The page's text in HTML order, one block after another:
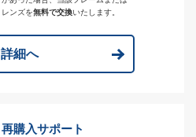
レンズを無料で交換いたします。
詳細へ
再購入サポート